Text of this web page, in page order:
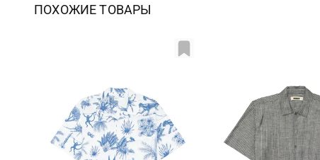
ПОХОЖИЕ ТОВАРЫ